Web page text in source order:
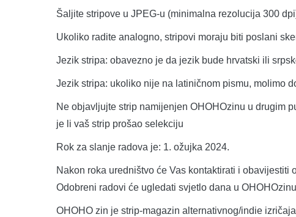
Šaljite stripove u JPEG-u (minimalna rezolucija 300
Ukoliko radite analogno, stripovi moraju biti poslani
Jezik stripa: obavezno je da jezik bude hrvatski ili
Jezik stripa: ukoliko nije na latiničnom pismu, molimo
Ne objavljujte strip namijenjen OHOHOzinu u drugim
je li vaš strip prošao selekciju
Rok za slanje radova je: 1. ožujka 2024.
Nakon roka uredništvo će Vas kontaktirati i obavijestiti
Odobreni radovi će ugledati svjetlo dana u
OHOHO zin je strip-magazin alternativnog/indie